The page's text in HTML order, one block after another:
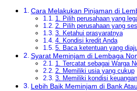
Cara Melakukan Pinjaman di
1. Pilih perusahaan yang
2. Pilih perusahaan yang
3. Ketahui prasyaratnya
4. Kondisi kredit Anda
5. Baca ketentuan yang
Syarat Meminjam di Lembaga
1. Tercatat sebagai Warga
2. Memiliki usia yang cukup
3. Memiliki kondisi
Lebih Baik Meminjam di Bank